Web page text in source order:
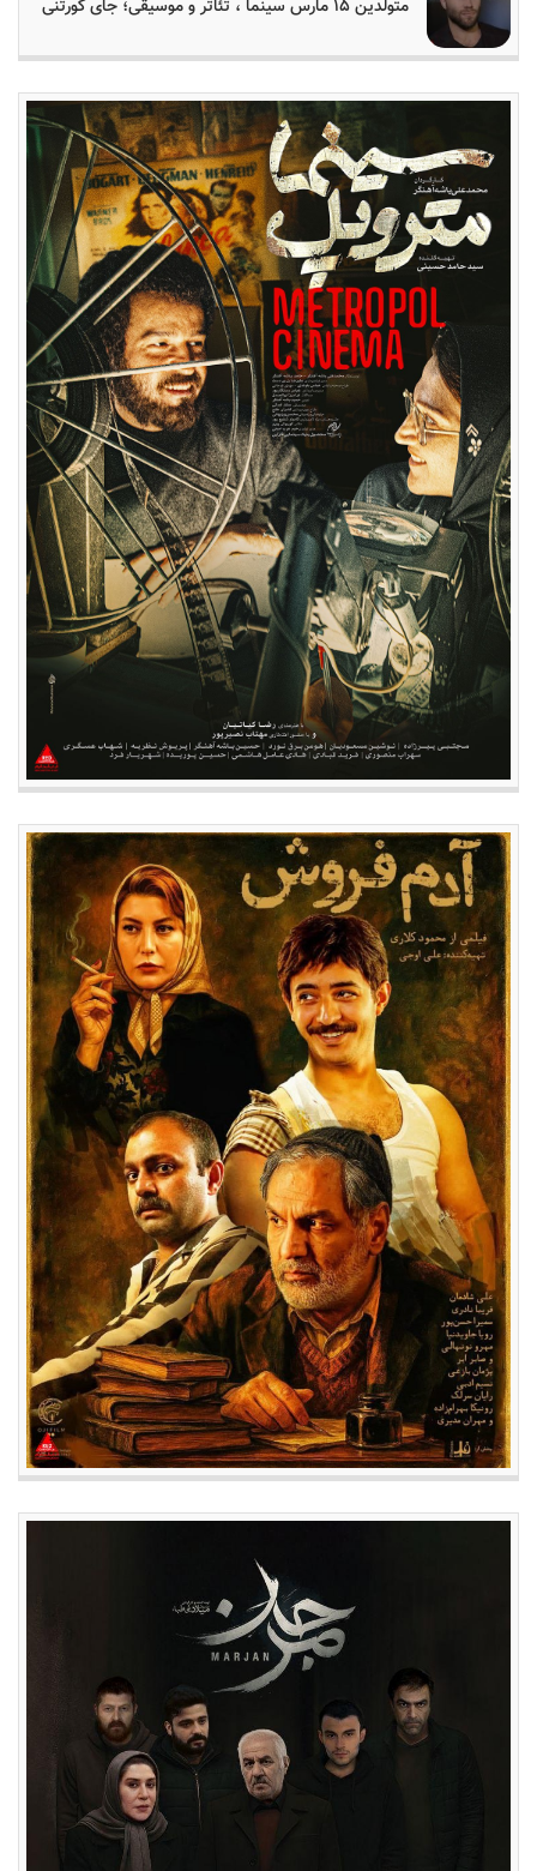
متولدین ۱۵ مارس سینما ، تئاتر و موسیقی؛ جای کورتنی